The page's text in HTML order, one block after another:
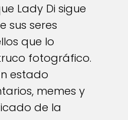
Lady Di sigue
sus seres
que lo
fotográfico.
estado
memes y
de la